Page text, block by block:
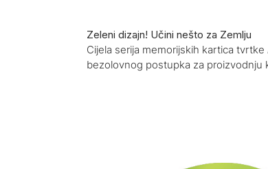
Zeleni dizajn! Učini nešto za Zemlju
Cijela serija memorijskih kartica
bezolovnog postupka za proizvodnju